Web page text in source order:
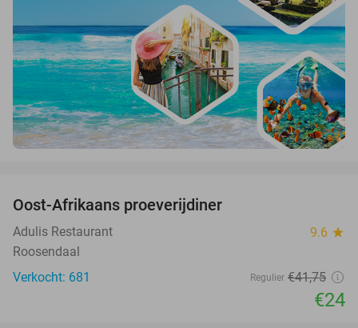
Oost-Afrikaans proeverijdiner
Adulis Restaurant 9.6 star
Roosendaal
Verkocht: 681
Regulier €41,75
€24